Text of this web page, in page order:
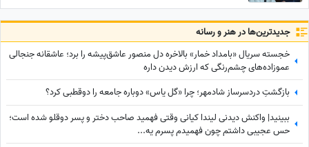
جدید‌ترین‌ها در هنر و رسانه
خجسته سریال «بامداد خمار» بالاخره دل منصور عاشق‌پیشه را برد؛ عاشقانه جنجالی
عموزاده‌های چشم‌رنگی که ارزش دیدن داره
بازگشتِ دردسرساز شادمهر؛ چرا «گل یاس» دوباره جامعه را دو‌قطبی کرد؟
ببینید| واکنش دیدنی لیندا کیانی وقتی فهمید صاحب دختر و پسر دوقلو شده است؛
حس عجیبی داشتم چون فهمیدم پسرم یه...